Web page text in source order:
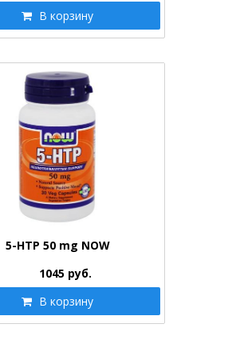
В корзину
5-HTP 50 mg NOW
1045 руб.
В корзину